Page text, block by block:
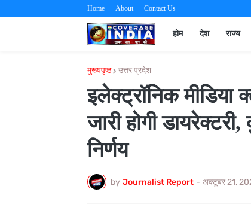
Home About Contact Us
होम देश राज्य
मुख्यपृष्ठ उत्तर प्रदेश
इलेक्ट्रॉनिक
जारी होगी
निर्णय
by Journalist Report - अक्टूबर 21,